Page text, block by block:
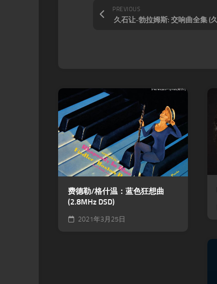
PREVIOUS
费德勒/格什温：蓝色狂想曲
(2.8MHz DSD)
2021年3月25日